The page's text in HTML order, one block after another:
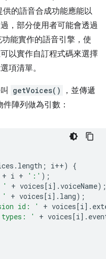
的語音合成功能應能以
，部分使用者可能會透過
能實作的語音引擎，使
以實作自訂程式碼來選擇
項清單。
getVoices()
，並傳遞
件陣列做為引數：
. length ; i++)
{
+ i + ':' );
' + voices[i].voiceName);
' + voices[i]. lang);
id: ' + voices[i].
' + voices[i].